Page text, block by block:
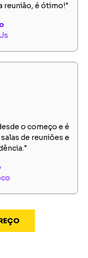
reunião, é ótimo!"
o começo e é
de reuniões e